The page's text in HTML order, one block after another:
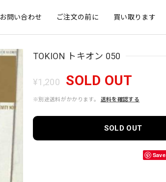
お問い合わせ ご注文の前に 買い取ります
TOKION トキオン 050
¥1,200 SOLD OUT
※別途送料がかかります。 送料を確認する
SOLD OUT
Save